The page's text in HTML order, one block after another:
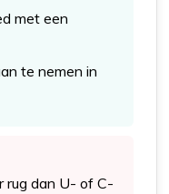
met een
te nemen in
rug dan U- of C-